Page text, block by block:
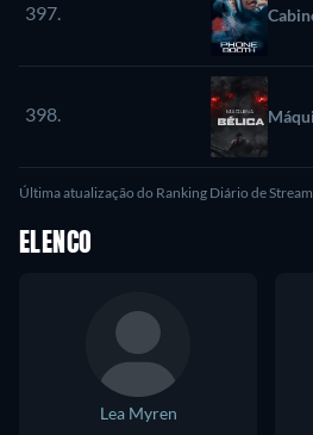
397.
398.
Última atualização do Ranking Diário de
ELENCO
Lea Myren